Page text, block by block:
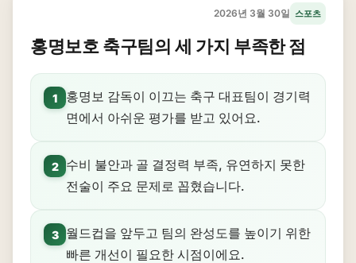
2026년 3월 30일 스포츠
홍명보호 축구팀의 세 가지 부족한 점
1
홍명보 감독이 이끄는 축구 대표팀이 경기력
면에서 아쉬운 평가를 받고 있어요.
2
수비 불안과 골 결정력 부족, 유연하지 못한
전술이 주요 문제로 꼽혔습니다.
3
월드컵을 앞두고 팀의 완성도를 높이기 위한
빠른 개선이 필요한 시점이에요.